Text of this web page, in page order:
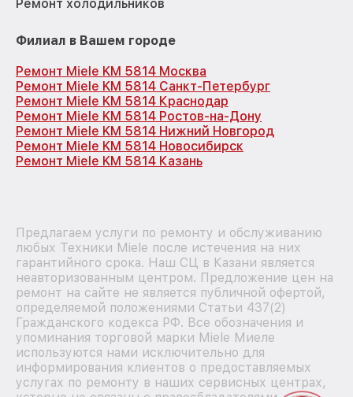
Ремонт холодильников
Филиал в Вашем городе
Ремонт Miele KM 5814 Москва
Ремонт Miele KM 5814 Санкт-Петербург
Ремонт Miele KM 5814 Краснодар
Ремонт Miele KM 5814 Ростов-на-Дону
Ремонт Miele KM 5814 Нижний Новгород
Ремонт Miele KM 5814 Новосибирск
Ремонт Miele KM 5814 Казань
Предлагаем услуги по ремонту и обслуживанию
любых Техники Miele после истечения на них
гарантийного срока. Наш СЦ в Казани является
неавторизованным центром. Предложение цен на
ремонт на сайте не является публичной офертой,
определяемой положениями Статьи 437(2)
Гражданского кодекса РФ. Все обозначения и
упоминания торговой марки Miele Миеле
используются нами исключительно для
информирования клиентов о предоставляемых
услугах по ремонту в наших сервисных центрах,